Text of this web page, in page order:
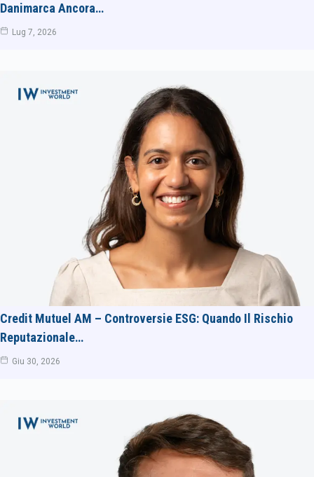
Danimarca Ancora…
Lug 7, 2026
Credit Mutuel AM – Controversie ESG: Quando Il Rischio
Reputazionale…
Giu 30, 2026